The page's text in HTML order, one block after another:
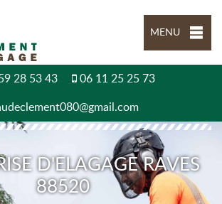
MENU
28 53 43 06 11 25 25 73
D'ELAGAGE RAVES
88520